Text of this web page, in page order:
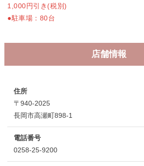
1,000円引き(税別)
●駐車場：80台
店舗情報
住所
〒940-2025
長岡市高瀬町898-1
電話番号
0258-25-9200